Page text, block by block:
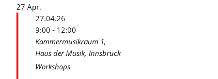
27 Apr.
27.04.26
9:00 - 12:00
Kammermusikraum 1,
Haus der Musik, Innsbruck
Workshops